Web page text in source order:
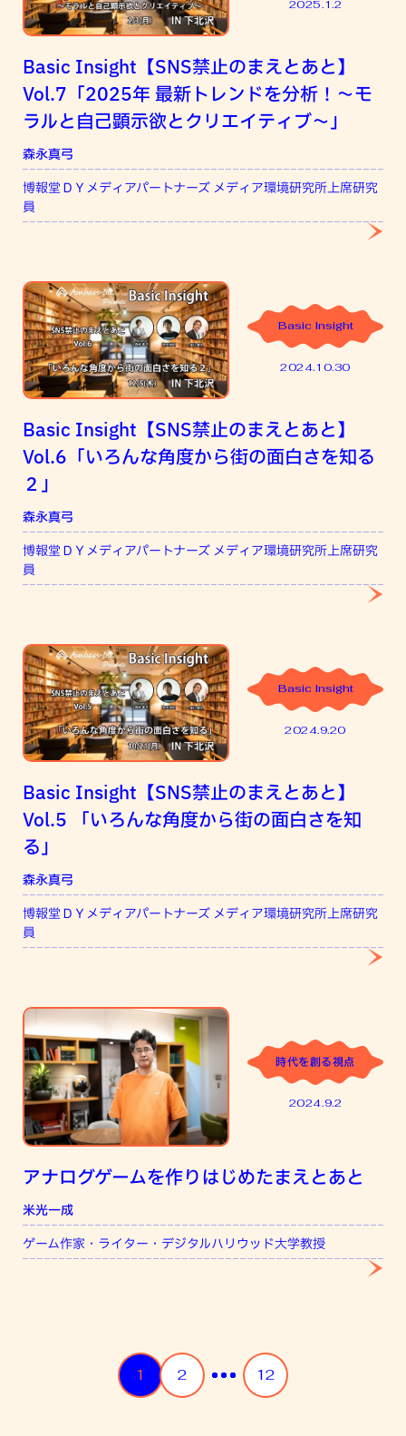
2025.1.2
Basic Insight【SNS禁止のまえとあと】
Vol.7「2025年 最新トレンドを分析！〜モ
ラルと自己顕示欲とクリエイティブ～」
森永真弓
博報堂ＤＹメディアパートナーズ メディア環境研究所上席研究
員
Basic Insight
2024.10.30
Basic Insight【SNS禁止のまえとあと】
Vol.6「いろんな角度から街の面白さを知る
２」
森永真弓
博報堂ＤＹメディアパートナーズ メディア環境研究所上席研究
員
Basic Insight
2024.9.20
Basic Insight【SNS禁止のまえとあと】
Vol.5 「いろんな角度から街の面白さを知
る」
森永真弓
博報堂ＤＹメディアパートナーズ メディア環境研究所上席研究
員
時代を創る視点
2024.9.2
アナログゲームを作りはじめたまえとあと
米光一成
ゲーム作家・ライター・デジタルハリウッド大学教授
pagination
1 2
… 12